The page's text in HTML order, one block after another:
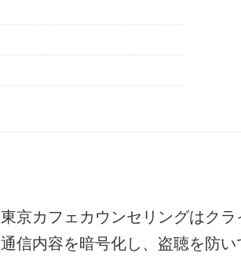
東京カフェカウンセリングはクラ
通信内容を暗号化し、盗聴を防い